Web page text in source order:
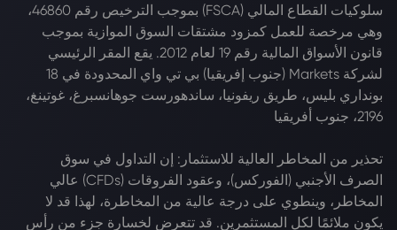
سلوكيات القطاع المالي (FSCA) بموجب الترخيص رقم 46860،
وهي مرخصة للعمل كمزود مشتقات السوق الموازية بموجب
قانون الأسواق المالية رقم 19 لعام 2012. يقع المقر الرئيسي
لشركة Markets (جنوب إفريقيا) بي تي واي المحدودة في 18
بونداري بليس، طريق ريفونيا، ساندهورست جوهانسبرغ، غوتينغ،
2196، جنوب أفريقيا
تحذير من المخاطر العالية للاستثمار: إن التداول في سوق
الصرف الأجنبي (الفوركس)، وعقود الفروقات (CFDs) عالي
المخاطر، وينطوي على درجة عالية من المخاطرة، لهذا قد لا
يكون ملائمًا لكل المستثمرين. قد تتعرض لخسارة جزء من رأس